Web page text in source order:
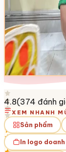
4.8(374 đánh
XEM NHANH
Sản phẩm
In logo